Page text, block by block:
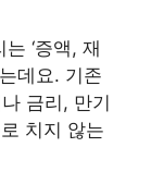
‘증액, 재
데요. 기존
금리, 만기
치지 않는